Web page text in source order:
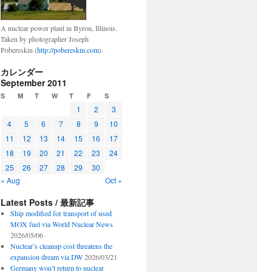
A nuclear power plant in Byron, Illinois.
Taken by photographer Joseph
Pobereskin (http://pobereskin.com).
カレンダー
September 2011
S M T W T F S
1 2
3
4
5 6 7 8 9
10
11
12 13 14 15 16
17
18
19 20 21 22 23
24
25
26 27 28 29
30
« Aug
Oct »
Latest Posts / 最新記事
Ship modified for transport of used
MOX fuel via World Nuclear News
2026/05/06
Nuclear’s cleanup cost threatens the
expansion dream via DW 2026/03/21
Germany won’t return to nuclear